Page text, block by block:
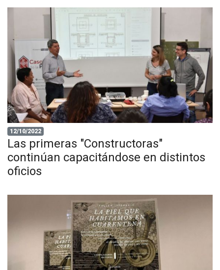
12/10/2022
Las primeras "Constructoras"
continúan capacitándose en distintos
oficios